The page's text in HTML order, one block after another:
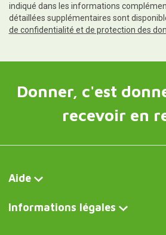
indiqué dans les informations
détaillées supplémentaires sont
de confidentialité et de protection des
Donner, c'est
recevoir en
Aide
Informations légales